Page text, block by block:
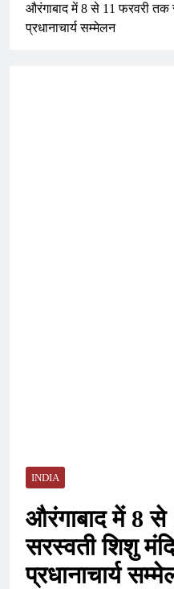
औरंगाबाद में 8 से 11 फरवरी तक
प्रधानाचार्य सम्मेलन
INDIA
औरंगाबाद में 8
सरस्वती शिशु
प्रधानाचार्य